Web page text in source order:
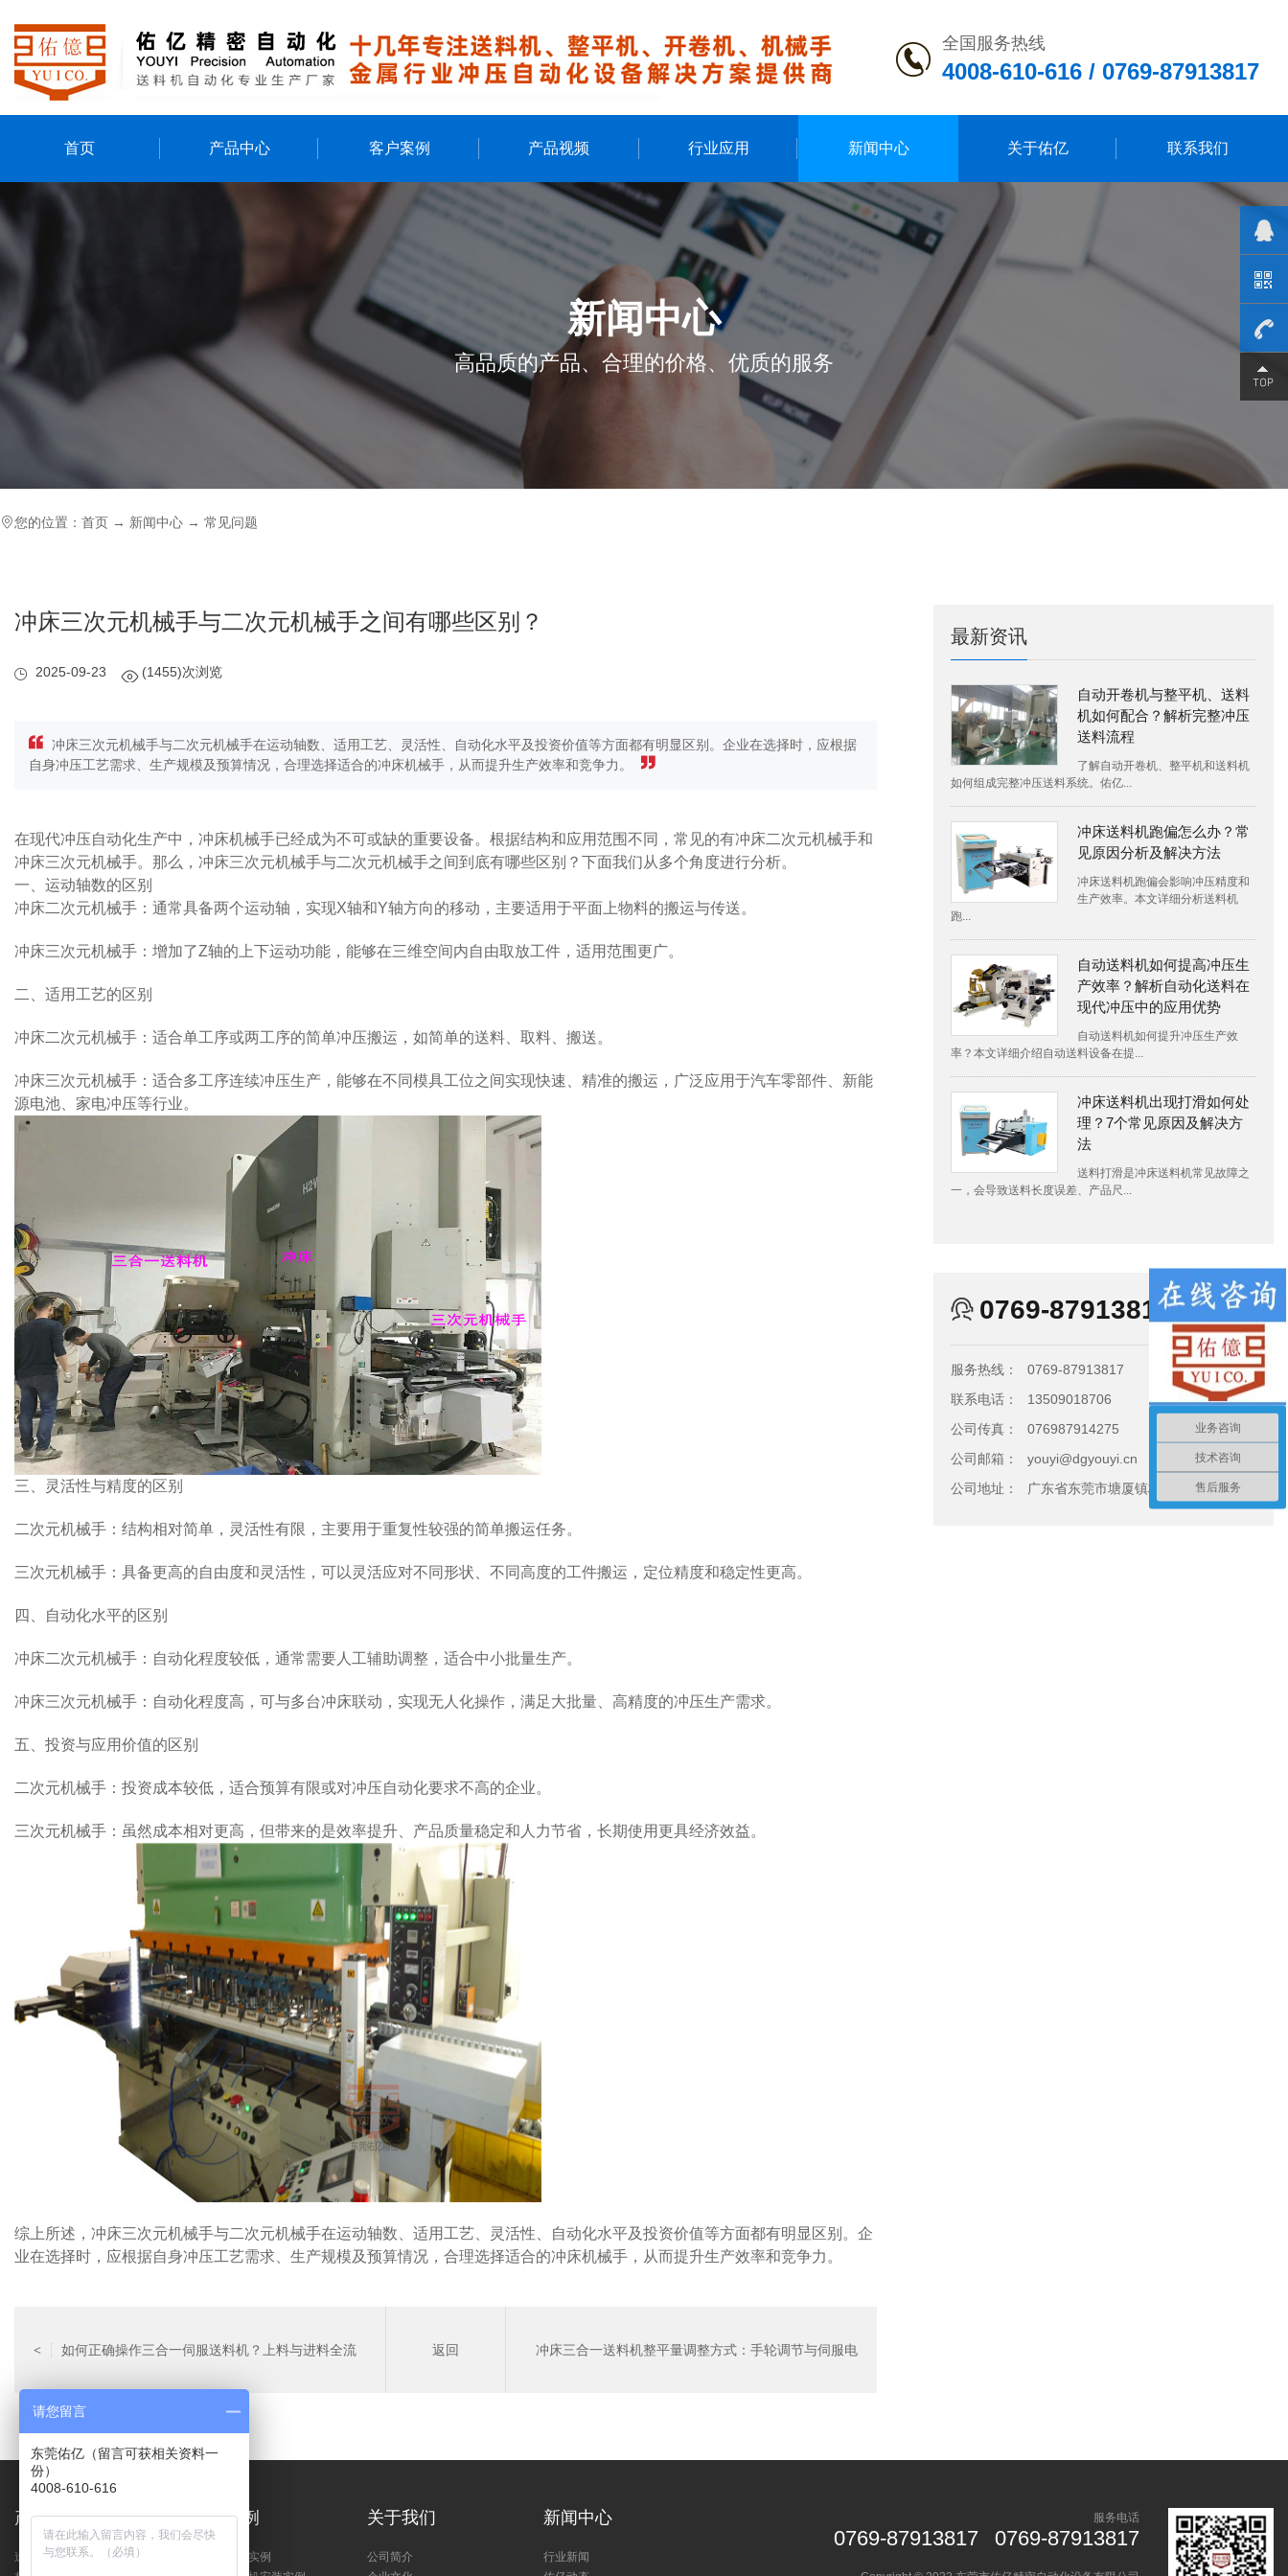
全国服务热线
4008-610-616 / 0769-87913817
首页 产品中心 客户案例 产品视频 行业应用 新闻中心 关于佑亿 联系我们
新闻中心
高品质的产品、合理的价格、优质的服务
您的位置： 首页 → 新闻中心 → 常见问题
冲床三次元机械手与二次元机械手之间有哪些区别？
2025-09-23 (1455)次浏览
冲床三次元机械手与二次元机械手在运动轴数、适用工艺、灵活性、自动化水平及投资价值等方面都有明显区别。企业在选择时，应根据
自身冲压工艺需求、生产规模及预算情况，合理选择适合的冲床机械手，从而提升生产效率和竞争力。
在现代冲压自动化生产中，冲床机械手已经成为不可或缺的重要设备。根据结构和应用范围不同，常见的有冲床二次元机械手和
冲床三次元机械手。那么，冲床三次元机械手与二次元机械手之间到底有哪些区别？下面我们从多个角度进行分析。
一、运动轴数的区别
冲床二次元机械手：通常具备两个运动轴，实现X轴和Y轴方向的移动，主要适用于平面上物料的搬运与传送。
冲床三次元机械手：增加了Z轴的上下运动功能，能够在三维空间内自由取放工件，适用范围更广。
二、适用工艺的区别
冲床二次元机械手：适合单工序或两工序的简单冲压搬运，如简单的送料、取料、搬送。
冲床三次元机械手：适合多工序连续冲压生产，能够在不同模具工位之间实现快速、精准的搬运，广泛应用于汽车零部件、新能
源电池、家电冲压等行业。
三、灵活性与精度的区别
二次元机械手：结构相对简单，灵活性有限，主要用于重复性较强的简单搬运任务。
三次元机械手：具备更高的自由度和灵活性，可以灵活应对不同形状、不同高度的工件搬运，定位精度和稳定性更高。
四、自动化水平的区别
冲床二次元机械手：自动化程度较低，通常需要人工辅助调整，适合中小批量生产。
冲床三次元机械手：自动化程度高，可与多台冲床联动，实现无人化操作，满足大批量、高精度的冲压生产需求。
五、投资与应用价值的区别
二次元机械手：投资成本较低，适合预算有限或对冲压自动化要求不高的企业。
三次元机械手：虽然成本相对更高，但带来的是效率提升、产品质量稳定和人力节省，长期使用更具经济效益。
综上所述，冲床三次元机械手与二次元机械手在运动轴数、适用工艺、灵活性、自动化水平及投资价值等方面都有明显区别。企
业在选择时，应根据自身冲压工艺需求、生产规模及预算情况，合理选择适合的冲床机械手，从而提升生产效率和竞争力。
< 如何正确操作三合一伺服送料机？上料与进料全流
程讲解
冲床三合一送料机整平量调整方式：手轮调节与伺服电
返回
最新资讯
自动开卷机与整平机、送料
机如何配合？解析完整冲压
送料流程
了解自动开卷机、整平机和送料机
如何组成完整冲压送料系统。佑亿...
冲床送料机跑偏怎么办？常
见原因分析及解决方法
冲床送料机跑偏会影响冲压精度和
生产效率。本文详细分析送料机
跑...
自动送料机如何提高冲压生
产效率？解析自动化送料在
现代冲压中的应用优势
自动送料机如何提升冲压生产效
率？本文详细介绍自动送料设备在提...
冲床送料机出现打滑如何处
理？7个常见原因及解决方
法
送料打滑是冲床送料机常见故障之
一，会导致送料长度误差、产品尺...
0769-87913817
服务热线：
0769-87913817
联系电话：
13509018706
公司传真：
076987914275
公司邮箱：
youyi@dgyouyi.cn
公司地址：
广东省东莞市塘厦镇林村林莲路8号
产品中心
送料机
客户案例
送料机安装实例
关于我们
公司简介
新闻中心
行业新闻
服务电话
0769-87913817 0769-87913817
0769-
业务咨询
技术咨询
售后服务
请您留言
东莞佑亿（留言可获相关资料一
份）
4008-610-616